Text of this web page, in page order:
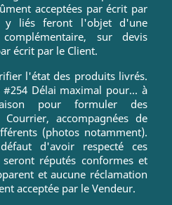
acceptées par écrit par
y liés feront l'objet d'une
sur devis
écrit par le Client.
l'état des produits livrés.
Délai maximal pour... à
pour formuler des
accompagnées de
(photos notamment).
d'avoir respecté ces
réputés conformes et
et aucune réclamation
acceptée par le Vendeur.